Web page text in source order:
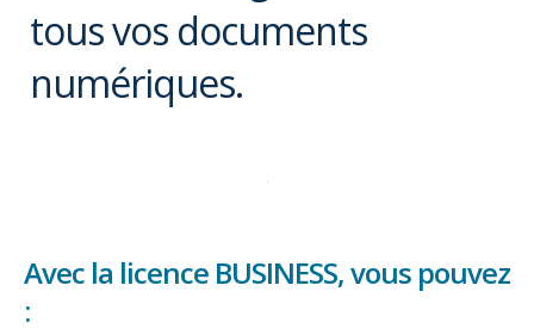
tous vos documents
numériques.
Avec la licence BUSINESS, vous pouvez
: